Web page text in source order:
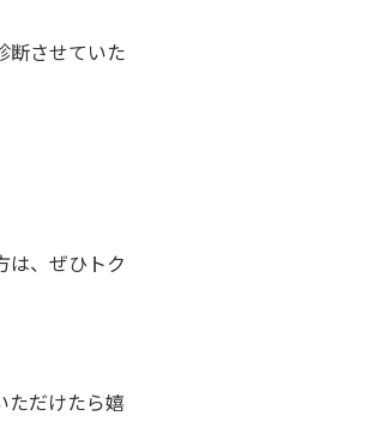
断させていた
は、ぜひトク
ただけたら嬉